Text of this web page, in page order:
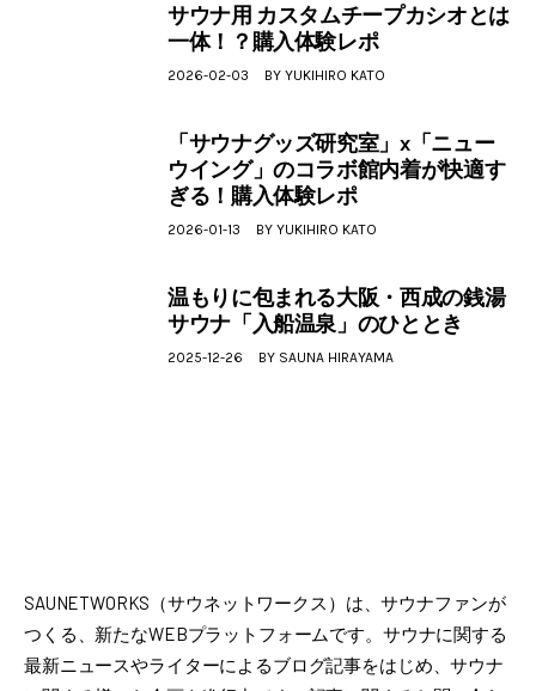
サウナ用 カスタムチープカシオとは
一体！？購入体験レポ
2026-02-03 BYYUKIHIRO KATO
「サウナグッズ研究室」x「ニュー
ウイング」のコラボ館内着が快適す
ぎる！購入体験レポ
2026-01-13 BYYUKIHIRO KATO
温もりに包まれる大阪・西成の銭湯
サウナ「入船温泉」のひととき
2025-12-26 BY SAUNA HIRAYAMA
SAUNETWORKS（サウネットワークス）は、サウナファンが
つくる、新たなWEBプラットフォームです。サウナに関する
最新ニュースやライターによるブログ記事をはじめ、サウナ